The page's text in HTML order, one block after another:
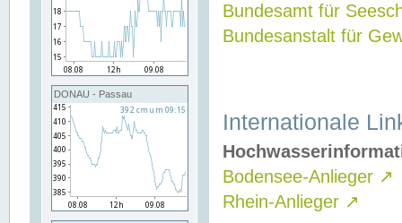
DONAU - Passau
Bundesamt für
Bundesanstalt für
Internationale
Bodensee-Anlieger ↗
Rhein-Anlieger ↗